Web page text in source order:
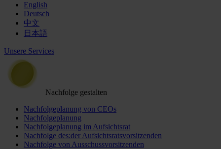
English
Deutsch
中文
日本語
Unsere Services
Nachfolge gestalten
Nachfolgeplanung von CEOs
Nachfolgeplanung
Nachfolgeplanung im Aufsichtsrat
Nachfolge des:der Aufsichtsratsvorsitzenden
Nachfolge von Ausschussvorsitzenden